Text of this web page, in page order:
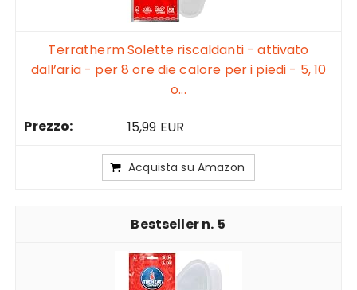
Terratherm Solette riscaldanti - attivato
dall’aria - per 8 ore die calore per i piedi - 5, 10
o...
15,99 EUR
Acquista su Amazon
5